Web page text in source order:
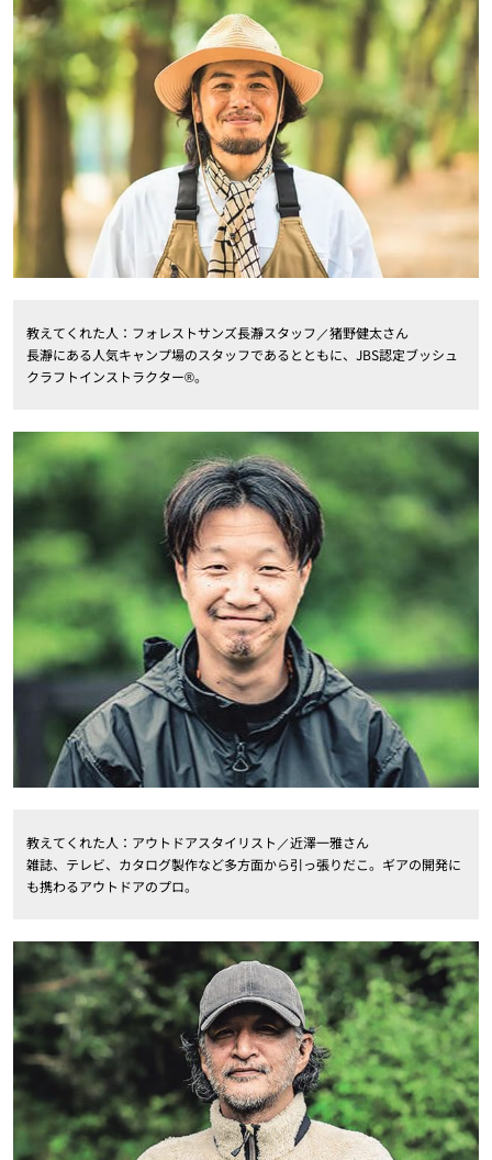
教えてくれた人：フォレストサンズ長瀞スタッフ／猪野健太さん
長瀞にある人気キャンプ場のスタッフであるとともに、JBS認定ブッシュ
クラフトインストラクター®。
教えてくれた人：アウトドアスタイリスト／近澤一雅さん
雑誌、テレビ、カタログ製作など多方面から引っ張りだこ。ギアの開発に
も携わるアウトドアのプロ。